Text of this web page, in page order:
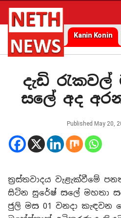
Kanin Konin
දැඩි රැකවල්
සලේ අද
Published May 20,
ත්‍රස්තවාදය වැළැක්වීමේ
සිටින සුරේෂ් සලේ මහතා
ජුලි මස 01 වනදා